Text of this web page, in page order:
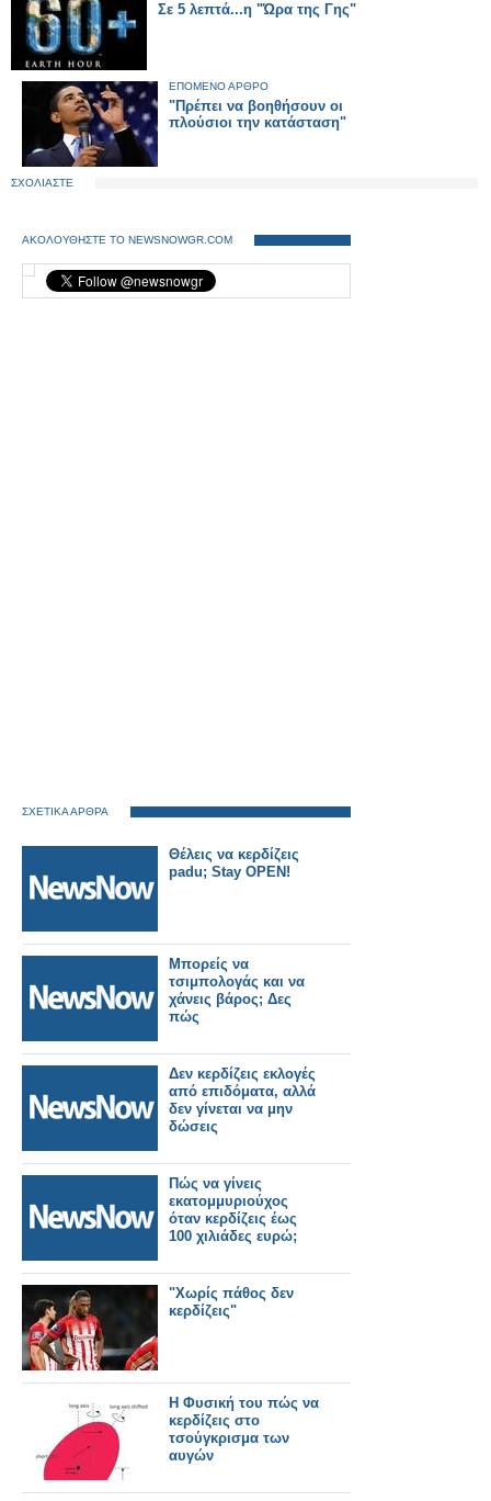
Σε 5 λεπτά...η "Ώρα της Γης"
ΕΠΟΜΕΝΟ ΑΡΘΡΟ
"Πρέπει να βοηθήσουν οι
πλούσιοι την κατάσταση"
ΣΧΟΛΙΑΣΤΕ
ΑΚΟΛΟΥΘΗΣΤΕ ΤΟ NEWSNOWGR.COM
ΣΧΕΤΙΚΑ ΑΡΘΡΑ
Θέλεις να κερδίζεις
padu; Stay OPEN!
Μπορείς να
τσιμπολογάς και να
χάνεις βάρος; Δες
πώς
Δεν κερδίζεις εκλογές
από επιδόματα, αλλά
δεν γίνεται να μην
δώσεις
Πώς να γίνεις
εκατομμυριούχος
όταν κερδίζεις έως
100 χιλιάδες ευρώ;
"Χωρίς πάθος δεν
κερδίζεις"
Η Φυσική του πώς να
κερδίζεις στο
τσούγκρισμα των
αυγών